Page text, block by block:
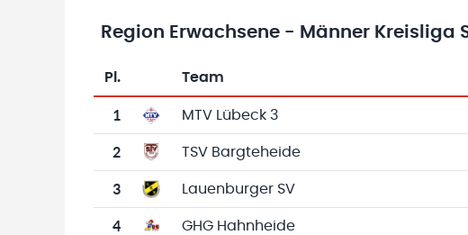
Region Erwachsene - Männer Kreisliga
Tabelle mit Vereinsplatzierungen, Spielen, Toren und
Pl. Team
1 MTV Lübeck 3
2 TSV Bargteheide
3 Lauenburger SV
4 GHG Hahnheide